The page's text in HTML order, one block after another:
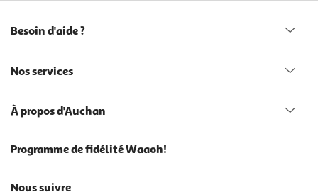
Besoin d'aide ?
Nos services
À propos d'Auchan
Programme de fidélité Waaoh!
Nous suivre